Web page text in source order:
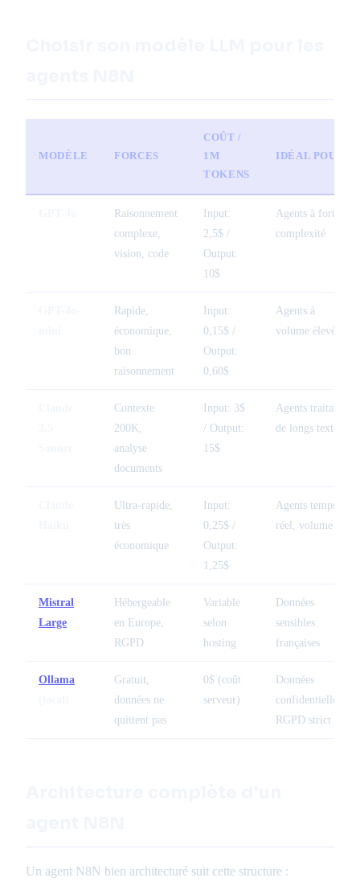
MODÈLE FORCES
COÛT /
1M
TOKENS
IDÉAL POUR
Raisonnement
complexe,
vision, code
Input:
2,5$ /
Output:
10$
Agents à forte
complexité
Rapide,
économique,
bon
raisonnement
Input:
0,15$ /
Output:
0,60$
Agents à
volume élevé
Contexte
200K,
analyse
documents
Input: 3$
/ Output:
15$
Agents traitant
de longs textes
Ultra-rapide,
très
économique
Input:
0,25$ /
Output:
1,25$
Agents temps
réel, volume
Mistral
Large
Hébergeable
en Europe,
RGPD
Variable
selon
hosting
Données
sensibles
françaises
Ollama
Gratuit,
données ne
quittent pas
0$ (coût
serveur)
Données
confidentielles,
RGPD strict
Un agent N8N bien architecturé suit cette structure :